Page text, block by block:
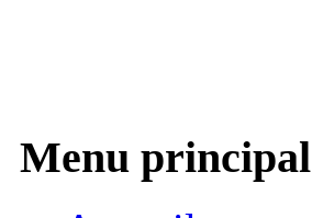
Menu principal